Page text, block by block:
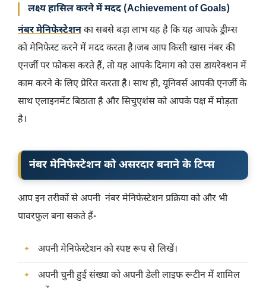
लक्ष्य हासिल करने में मदद (Achievement of Goals)
नंबर मेनिफेस्टेशनका सबसे बड़ा लाभ यह है कि यह आपके ड्रीम्स
को मेनिफेस्ट करने में मदद करता है।जब आप किसी खास नंबर की
एनर्जी पर फोकस करते हैं, तो यह आपके दिमाग को उस डायरेक्शन में
काम करने के लिए प्रेरित करता है। साथ ही, यूनिवर्स आपकी एनर्जी के
साथ एलाइनमेंट बिठाता है और सिचुएशंस को आपके पक्ष में मोड़ता
है।
नंबर मेनिफेस्टेशन को असरदार बनाने के टिप्स
आप इन तरीकों से अपनी नंबर मेनिफेस्टेशन प्रक्रिया को और भी
पावरफुल बना सकते हैं-
अपनी मेनिफेस्टेशन को स्पष्ट रूप से लिखें।
अपनी चुनी हुई संख्या को अपनी डेली लाइफ रूटीन में शामिल